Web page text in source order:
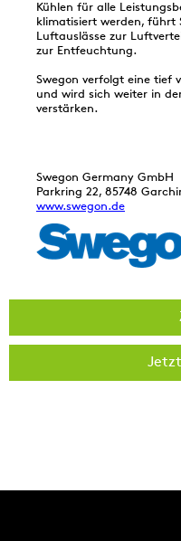
Kühlen für alle
klimatisiert werden, führt
Luftauslässe zur
zur Entfeuchtung.
Swegon verfolgt eine tief
und wird sich weiter in
verstärken.
Swegon Germany GmbH
Parkring 22, 85748
www.swegon.de